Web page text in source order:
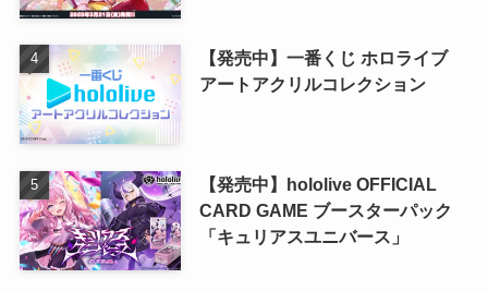
【発売中】一番くじ ホロライブ
アートアクリルコレクション
【発売中】hololive OFFICIAL
CARD GAME ブースターパック
「キュリアスユニバース」